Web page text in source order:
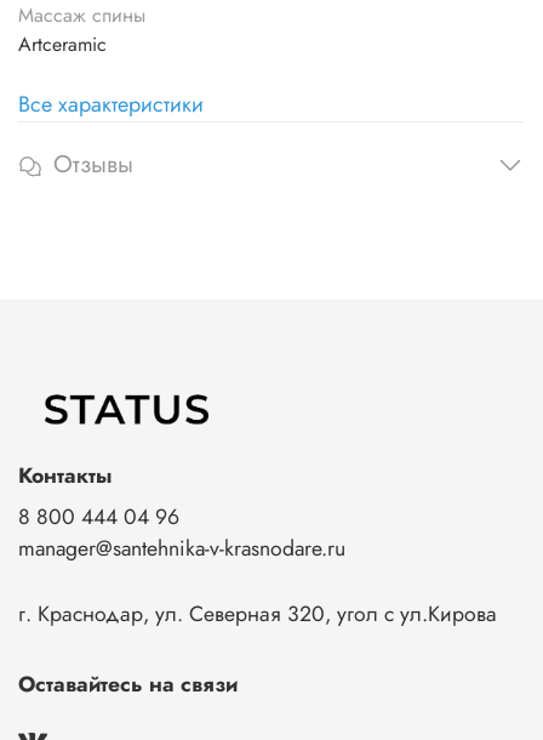
Массаж спины
Artceramic
Все характеристики
Отзывы
Контакты
8 800 444 04 96
manager@santehnika-v-krasnodare.ru
г. Краснодар, ул. Северная 320, угол с ул.Кирова
Оставайтесь на связи